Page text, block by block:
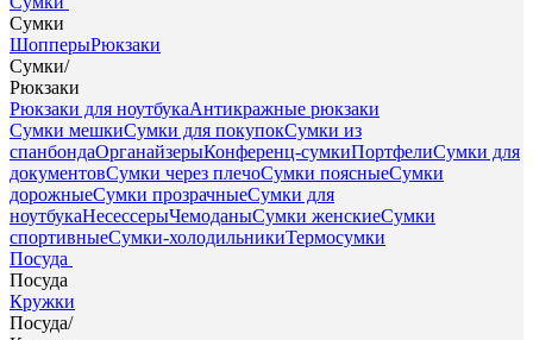
Сумки
ШопперыРюкзаки
Сумки/
Рюкзаки
Рюкзаки для ноутбукаАнтикражные рюкзаки
Сумки мешкиСумки для покупокСумки из
спанбондаОрганайзерыКонференц-сумкиПортфелиСумки для
документовСумки через плечоСумки поясныеСумки
дорожныеСумки прозрачныеСумки для
ноутбукаНесессерыЧемоданыСумки женскиеСумки
спортивныеСумки-холодильникиТермосумки
Посуда
Посуда
Кружки
Посуда/